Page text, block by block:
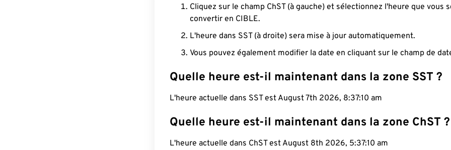
Cliquez sur le champ ChST (à gauche) et sélectionnez l'heure que vous
convertir en CIBLE.
L'heure dans SST (à droite) sera mise à jour automatiquement.
Vous pouvez également modifier la date en cliquant sur le champ de
Quelle heure est-il maintenant dans la zone SST ?
L'heure actuelle dans SST est August 7th 2026, 8:37:11 am
Quelle heure est-il maintenant dans la zone ChST ?
L'heure actuelle dans ChST est August 8th 2026, 5:37:11 am